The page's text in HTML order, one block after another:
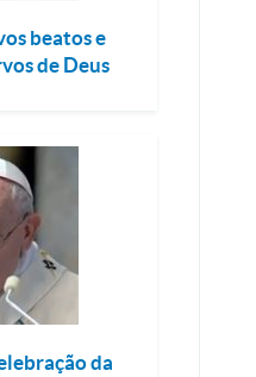
beatos e
de Deus
da